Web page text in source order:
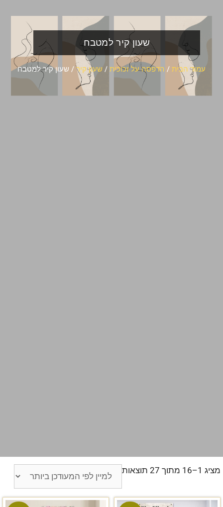
שעון קיר למטבח
עמוד הבית/ הדפסה על זכוכית/שעון קיר/ שעון קיר למטבח
מציג 1–16 מתוך 27 תוצאות